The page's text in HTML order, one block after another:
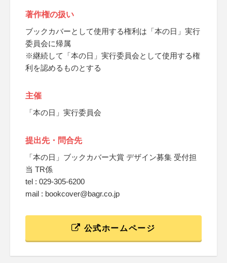
著作権の扱い
ブックカバーとして使用する権利は「本の日」実行
委員会に帰属
※継続して「本の日」実行委員会として使用する権
利を認めるものとする
主催
「本の日」実行委員会
提出先・問合先
「本の日」ブックカバー大賞 デザイン募集 受付担
当 TR係
tel : 029-305-6200
mail : bookcover@bagr.co.jp
公式ホームページ